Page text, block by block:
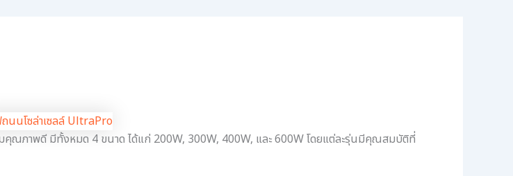
ณภาพดี มีทั้งหมด 4 ขนาด ได้แก่ 200W, 300W, 400W, และ 600W โดยแต่ละรุ่นมีคุณสมบัติที่